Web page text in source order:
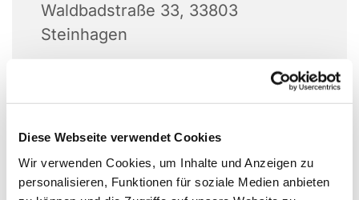
Diese Webseite verwendet Cookies
Wir verwenden Cookies, um Inhalte und Anzeigen zu
personalisieren, Funktionen für soziale Medien anbieten
Waldbadstraße 33, 33803
Steinhagen